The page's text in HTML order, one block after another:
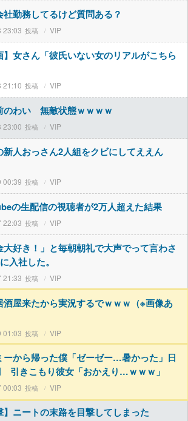
社勤務してるけど質問ある？
23:03 VIP
】女さん「彼氏いない女のリアルがこちら
21:10 VIP
のわい 無敵状態ｗｗｗｗ
23:00 VIP
新人おっさん2人組をクビにしてええん
00:39 VIP
の生配信の視聴者が2万人超えた結果
22:03 VIP
大好き！」と毎朝朝礼で大声でって言わさ
入社した。
21:33 VIP
酒屋来たから実況するでｗｗｗ（※画像あ
01:03 VIP
ーから帰った僕「ゼーゼー…暑かった」日
引きこもり彼女「おかえり…ｗｗｗ」
00:03 VIP
】ニートの末路を目撃してしまった